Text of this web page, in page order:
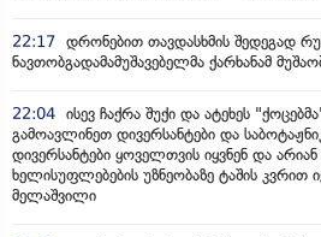
22:17 დრონებით თავდასხმის შედეგად
ნავთობგადამამუშავებელმა ქარხანამ
22:04 ისევ ჩაქრა შუქი და ატეხეს
გამოავლინეთ დივერსანტები და
დივერსანტები ყოველთვის იყვნენ და
ხელისუფლებების უზნეობაზე ტაშის
მელაშვილი